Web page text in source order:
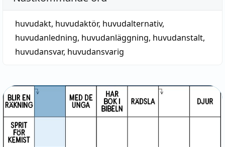
huvudakt, huvudaktör, huvudalternativ,
huvudanledning, huvudanläggning, huvudanstalt,
huvudansvar, huvudansvarig